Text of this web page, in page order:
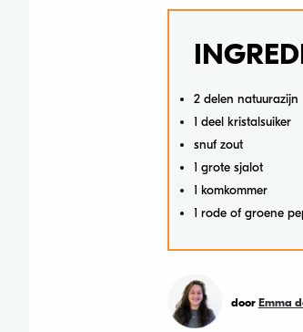
2 delen natuurazijn
1 deel kristalsuiker
snuf zout
1 grote sjalot
1 komkommer
1 rode of groene
door Emma